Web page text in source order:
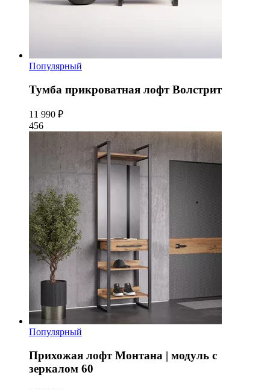
Популярный
Тумба прикроватная лофт Волстрит
11 990 ₽
456
Популярный
Прихожая лофт Монтана | модуль с
зеркалом 60